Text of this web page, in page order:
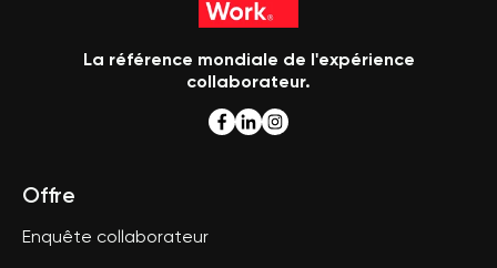
La référence mondiale de l'expérience
collaborateur.
Offre
Enquête collaborateur